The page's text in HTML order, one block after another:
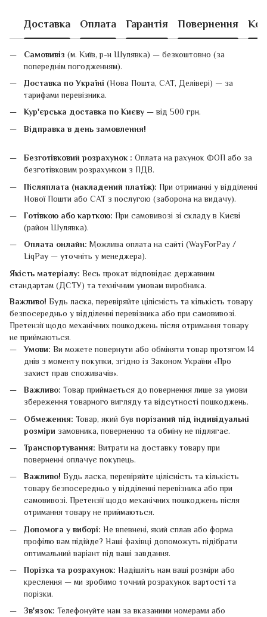
Доставка Оплата Гарантія Повернення
Самовивіз (м. Київ, р-н Шулявка) — безкоштовно (за
попереднім погодженням).
Доставка по Україні (Нова Пошта, САТ, Делівері) — за
тарифами перевізника.
Кур'єрська доставка по Києву — від 500 грн.
Відправка в день замовлення!
Безготівковий розрахунок : Оплата на рахунок ФОП або за
безготівковим розрахунком з ПДВ.
Післяплата (накладений платіж): При отриманні у відділенні
Нової Пошти або САТ з послугою (заборона на видачу).
Готівкою або карткою: При самовивозі зі складу в Києві
(район Шулявка).
Оплата онлайн: Можлива оплата на сайті (WayForPay /
LiqPay — уточніть у менеджера).
Якість матеріалу: Весь прокат відповідає державним
стандартам (ДСТУ) та технічним умовам виробника.
Важливо! Будь ласка, перевіряйте цілісність та кількість товару
безпосередньо у відділенні перевізника або при самовивозі.
Претензії щодо механічних пошкоджень після отримання товару
не приймаються.
Умови: Ви можете повернути або обміняти товар протягом 14
днів з моменту покупки, згідно із Законом України «Про
захист прав споживачів».
Важливо: Товар приймається до повернення лише за умови
збереження товарного вигляду та відсутності пошкоджень.
Обмеження: Товар, який був порізаний під індивідуальні
розміри замовника, поверненню та обміну не підлягає.
Транспортування: Витрати на доставку товару при
поверненні оплачує покупець.
Важливо! Будь ласка, перевіряйте цілісність та кількість
товару безпосередньо у відділенні перевізника або при
самовивозі. Претензії щодо механічних пошкоджень після
отримання товару не приймаються.
Допомога у виборі: Не впевнені, який сплав або форма
профілю вам підійде? Наші фахівці допоможуть підібрати
оптимальний варіант під ваші завдання.
Порізка та розрахунок: Надішліть нам ваші розміри або
креслення — ми зробимо точний розрахунок вартості та
порізки.
Зв'язок: Телефонуйте нам за вказаними номерами або